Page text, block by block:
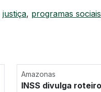
justiça, programas sociais
Amazonas
INSS divulga